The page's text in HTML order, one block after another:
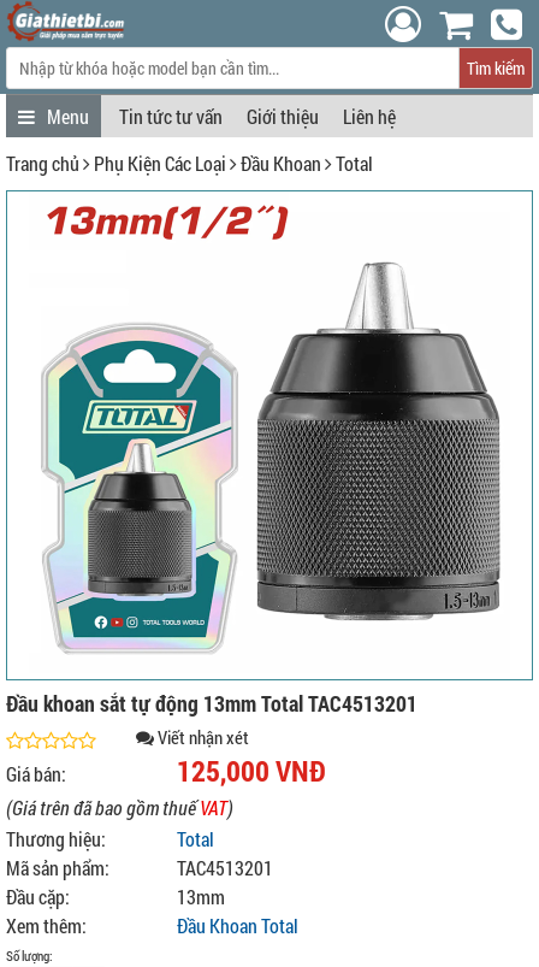
Tìm kiếm
Tin tức tư vấn Giới thiệu
Liên hệ
Trang chủ
Phụ Kiện Các Loại Đầu Khoan Total
Đầu khoan sắt tự động 13mm Total TAC4513201
Viết nhận xét
Giá bán: 125,000 VNĐ
(Giá trên đã bao gồm thuếVAT)
Thương hiệu:
Total
Mã sản phẩm:
TAC4513201
Đầu cặp:
13mm
Xem thêm:
Đầu Khoan Total
Số lượng: